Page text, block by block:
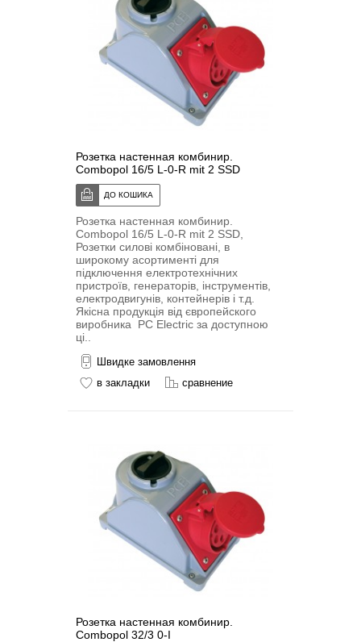
Розетка настенная комбинир.
Combopol 16/5 L-0-R mit 2 SSD
Розетка настенная комбинир.
Combopol 16/5 L-0-R mit 2 SSD,
Розетки силові комбіновані, в
широкому асортименті для
підключення електротехнічних
пристроїв, генераторів, інструментів,
електродвигунів, контейнерів і т.д.
Якісна продукція від європейского
виробника PC Electric за доступною
ці..
Швидке замовлення
в закладки
сравнение
Розетка настенная комбинир.
Combopol 32/3 0-I